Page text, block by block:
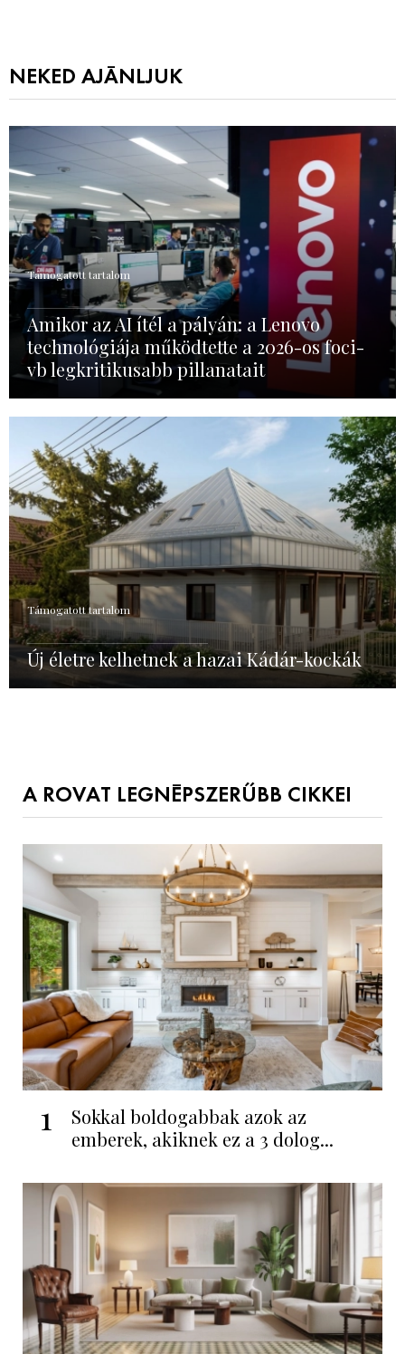
NEKED AJÁNLJUK
Támogatott tartalom
Amikor az AI ítél a pályán: a Lenovo
technológiája működtette a 2026-os foci-
vb legkritikusabb pillanatait
Támogatott tartalom
Új életre kelhetnek a hazai Kádár-kockák
A ROVAT LEGNÉPSZERŰBB CIKKEI
1
Sokkal boldogabbak azok az
emberek, akiknek ez a 3 dolog...